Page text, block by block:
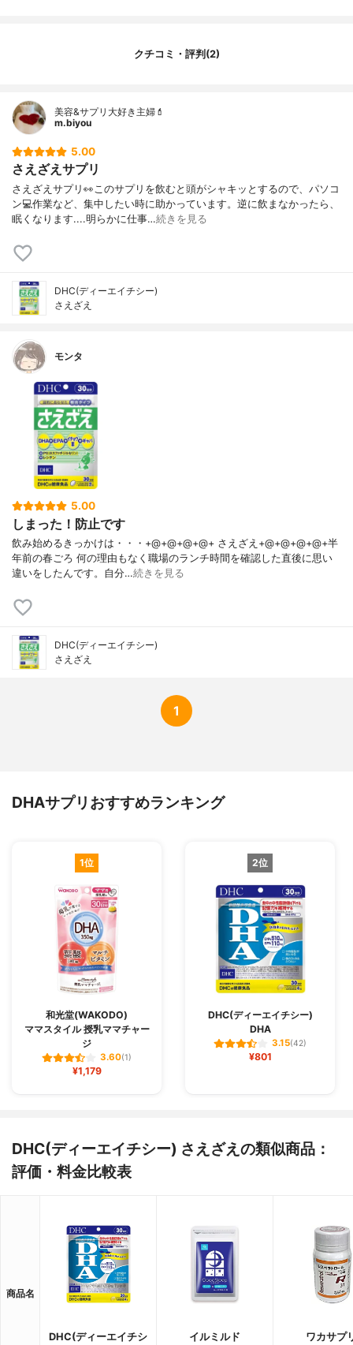
クチコミ・評判(2)
美容&サプリ大好き主婦💄
m.biyou
5.00
さえざえサプリ
さえざえサプリ👀このサプリを飲むと頭がシャキッとするので、パソコ
ン💻作業など、集中したい時に助かっています。逆に飲まなかったら、
眠くなります....明らかに仕事…続きを見る
DHC(ディーエイチシー)
さえざえ
モンタ
5.00
しまった！防止です
飲み始めるきっかけは・・・+@+@+@+@+ さえざえ+@+@+@+@+半
年前の春ごろ 何の理由もなく職場のランチ時間を確認した直後に思い
違いをしたんです。自分…続きを見る
DHC(ディーエイチシー)
さえざえ
1
DHAサプリおすすめランキング
1位
和光堂(WAKODO)
ママスタイル 授乳ママチャー
ジ
3.60(1)
¥1,179
2位
DHC(ディーエイチシー)
DHA
3.15(42)
¥801
DHC(ディーエイチシー) さえざえの類似商品：
評価・料金比較表
商品名
DHC(ディーエイチシ イルミルド ワカサプ